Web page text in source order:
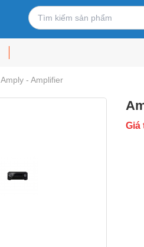
Amply - Amplifier
Giá